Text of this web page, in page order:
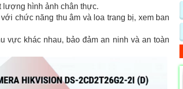
lượng hình ảnh chân thực.
chức năng thu âm và loa trang bị, xem ban
vực khác nhau, bảo đảm an ninh và an toàn